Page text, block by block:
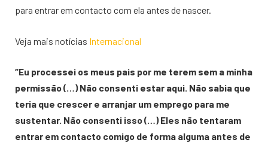
para entrar em contacto com ela antes de nascer.
Veja mais notícias Internacional
“Eu processei os meus pais por me terem sem a minha
permissão (…) Não consenti estar aqui. Não sabia que
teria que crescer e arranjar um emprego para me
sustentar. Não consenti isso (…) Eles não tentaram
entrar em contacto comigo de forma alguma antes de